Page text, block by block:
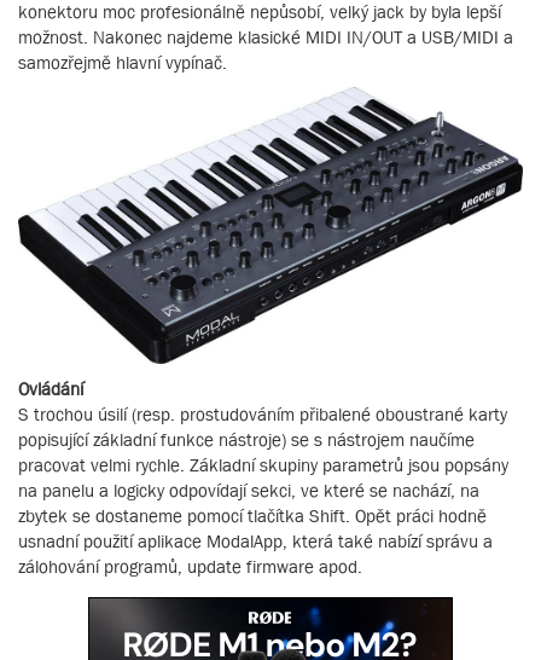
konektoru moc profesionálně nepůsobí, velký jack by byla lepší
možnost. Nakonec najdeme klasické MIDI IN/OUT a USB/MIDI a
samozřejmě hlavní vypínač.
Ovládání
S trochou úsilí (resp. prostudováním přibalené oboustrané karty
popisující základní funkce nástroje) se s nástrojem naučíme
pracovat velmi rychle. Základní skupiny parametrů jsou popsány
na panelu a logicky odpovídají sekci, ve které se nachází, na
zbytek se dostaneme pomocí tlačítka Shift. Opět práci hodně
usnadní použití aplikace ModalApp, která také nabízí správu a
zálohování programů, update firmware apod.